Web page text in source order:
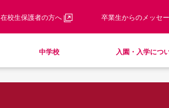
在校生保護者の方へ 卒業生からのメッセ
中学校 入園・入学につ